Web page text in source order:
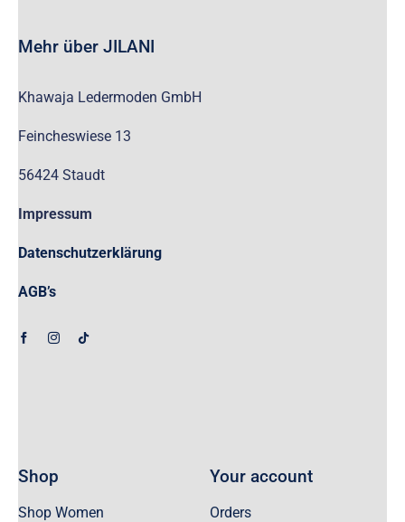
B2B
Mehr über JILANI
Khawaja Ledermoden GmbH
Feincheswiese 13
56424 Staudt
Impressum
Datenschutzerklärung
AGB’s
Shop
Shop Women
Your account
Orders